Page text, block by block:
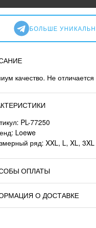
БОЛЬШЕ
качество. Не отличается
PL-77250
Loewe
ряд: XXL, L, XL, 3XL
ОПЛАТЫ
О ДОСТАВКЕ